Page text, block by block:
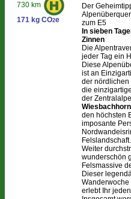
730 km
171 kg CO2e
Der
zum E5
In sieben
Zinnen
Die
jeder Tag ein
Diese
ist an
der
die
der
den höchsten
imposante
Felslandschaft.
Weiter
wunderschön
Felsmassive
Dieser
erlebt Ihr